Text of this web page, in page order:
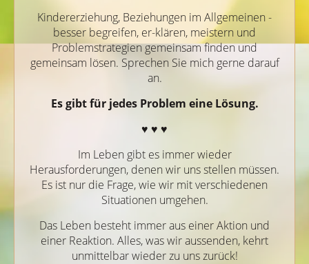
Kindererziehung, Beziehungen im Allgemeinen -
besser begreifen, er-klären, meistern und
Problemstrategien gemeinsam finden und
gemeinsam lösen. Sprechen Sie mich gerne darauf
an.
Es gibt für jedes Problem eine Lösung.
♥ ♥ ♥
Im Leben gibt es immer wieder
Herausforderungen, denen wir uns stellen müssen.
Es ist nur die Frage, wie wir mit verschiedenen
Situationen umgehen.
Das Leben besteht immer aus einer Aktion und
einer Reaktion. Alles, was wir aussenden, kehrt
unmittelbar wieder zu uns zurück!